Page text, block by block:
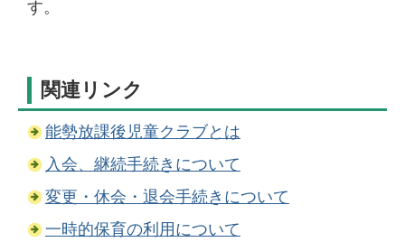
す。
関連リンク
能勢放課後児童クラブとは
入会、継続手続きについて
変更・休会・退会手続きについて
一時的保育の利用について